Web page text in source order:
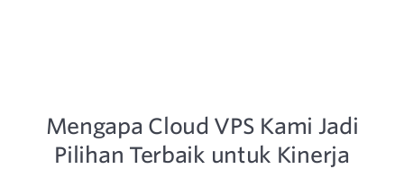
Mengapa Cloud VPS Kami Jadi
Pilihan Terbaik untuk Kinerja